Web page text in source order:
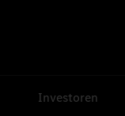
Investoren